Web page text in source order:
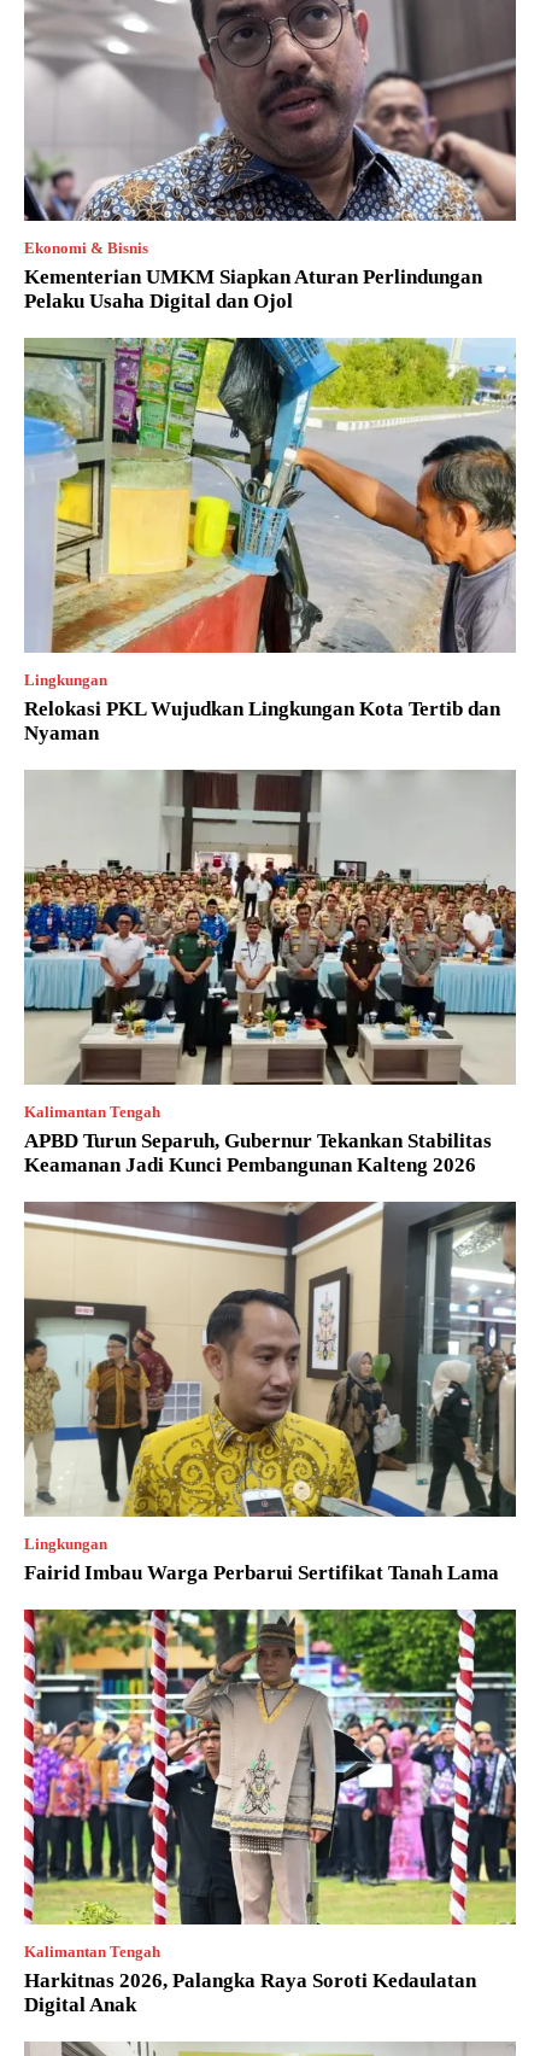
Ekonomi & Bisnis
Kementerian UMKM Siapkan Aturan Perlindungan
Pelaku Usaha Digital dan Ojol
Lingkungan
Relokasi PKL Wujudkan Lingkungan Kota Tertib dan
Nyaman
Kalimantan Tengah
APBD Turun Separuh, Gubernur Tekankan Stabilitas
Keamanan Jadi Kunci Pembangunan Kalteng 2026
Lingkungan
Fairid Imbau Warga Perbarui Sertifikat Tanah Lama
Kalimantan Tengah
Harkitnas 2026, Palangka Raya Soroti Kedaulatan
Digital Anak